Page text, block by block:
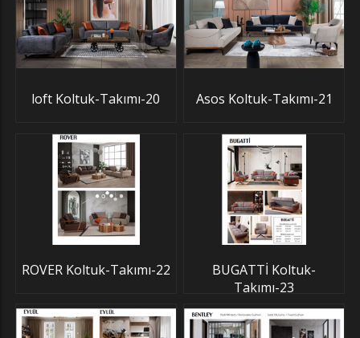
loft Koltuk-Takımı-20 Asos Koltuk-Takımı-21
ROVER Koltuk-Takımı-22
BUGATTİ Koltuk-
Takımı-23